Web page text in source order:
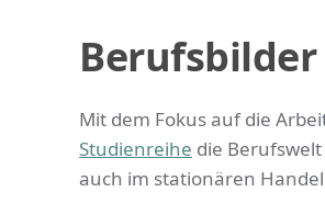
Mit dem Fokus auf die
Studienreihe die
auch im stationären